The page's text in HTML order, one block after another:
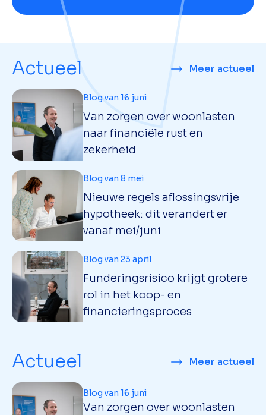
Actueel Meer actueel
Van zorgen over woonlasten
naar financiële rust en
zekerheid
Blog van 16 juni
Nieuwe regels aflossingsvrije
hypotheek: dit verandert er
vanaf mei/juni
Blog van 8 mei
Funderingsrisico krijgt grotere
rol in het koop- en
financieringsproces
Blog van 23 april
Actueel Meer actueel
Van zorgen over woonlasten
Blog van 16 juni